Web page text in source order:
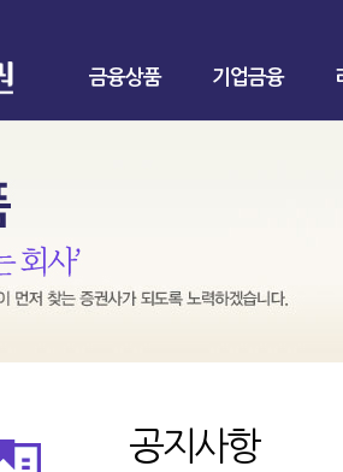
금융상품 기업금융
공지사항